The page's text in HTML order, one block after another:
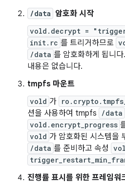
/data 암호화 시작
vold.decrypt =
init.rc 를 트리거하므로
/data 를 암호화하게 됩니
내용은 없습니다.
tmpfs 마운트
vold 가
션을 사용하여 tmpfs
/data
vold.encrypt_progress
vold 가 암호화된 시스템을
/data 를 준비하고 속성
진행률 표시를 위한 프레임워